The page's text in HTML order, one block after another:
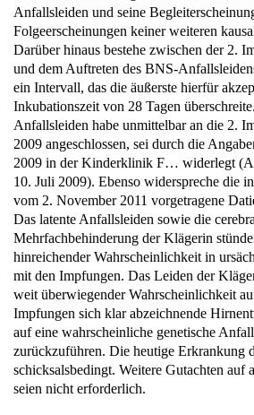
Folgeerscheinungen keiner weiteren
Darüber hinaus bestehe zwischen der 2.
und dem Auftreten des BNS-
ein Intervall, das die äußerste hierfür
Inkubationszeit von 28 Tagen
Anfallsleiden habe unmittelbar an die 2.
2009 angeschlossen, sei durch die
2009 in der Kinderklinik F… widerlegt
10. Juli 2009). Ebenso widerspreche die
vom 2. November 2011 vorgetragene
Das latente Anfallsleiden sowie die
Mehrfachbehinderung der Klägerin
hinreichender Wahrscheinlichkeit in
mit den Impfungen. Das Leiden der
weit überwiegender Wahrscheinlichkeit
Impfungen sich klar abzeichnende
auf eine wahrscheinliche genetische
zurückzuführen. Die heutige Erkrankung
schicksalsbedingt. Weitere Gutachten auf
seien nicht erforderlich.